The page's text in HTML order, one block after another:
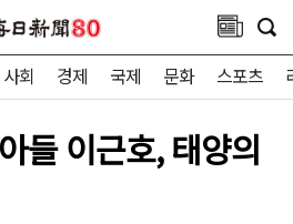
사회 경제 국제 문화 스포츠
들 이근호, 태양의